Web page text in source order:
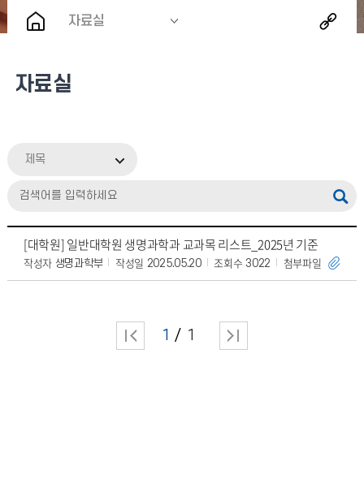
자료실
자료실
제목
[대학원] 일반대학원 생명과학과 교과목 리스트_2025년 기준
작성자 생명과학부 작성일 2025.05.20 조회수 3022 첨부파일
1 1